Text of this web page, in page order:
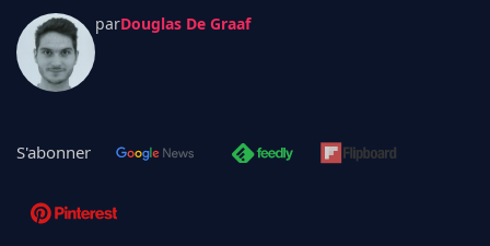
parDouglas De Graaf
S'abonner